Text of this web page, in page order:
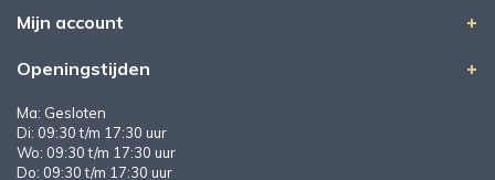
Mijn account
Openingstijden
Ma: Gesloten
Di: 09:30 t/m 17:30 uur
Wo: 09:30 t/m 17:30 uur
Do: 09:30 t/m 17:30 uur